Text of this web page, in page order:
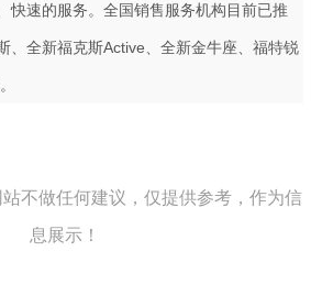
快速的服务。全国销售服务机构目前已推
、全新福克斯Active、全新金牛座、福特锐
不做任何建议，仅提供参考，作为信
息展示！